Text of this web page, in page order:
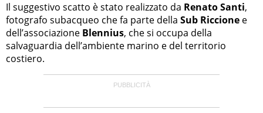
Il suggestivo scatto è stato realizzato da Renato Santi,
fotografo subacqueo che fa parte della Sub Riccione e
dell’associazione Blennius, che si occupa della
salvaguardia dell’ambiente marino e del territorio
costiero.